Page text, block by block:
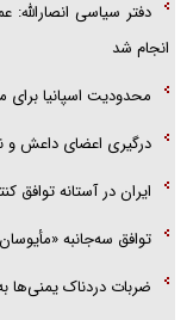
دفتر سیاسی
انجام شد
محدودیت اسپانیا برای
درگیری اعضای داعش و
ایران در آستانه توافق
توافق سه‌جانبه
ضربات دردناک یمنی‌ها